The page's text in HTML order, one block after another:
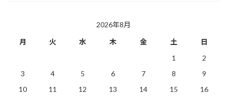
2026年8月
月
火 水 木 金 土
日
1
2
3
4 5 6 7 8
9
10
11 12 13 14 15
16